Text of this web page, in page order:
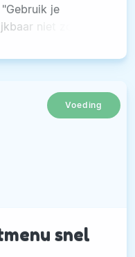
je
niet zo
Voeding
snel